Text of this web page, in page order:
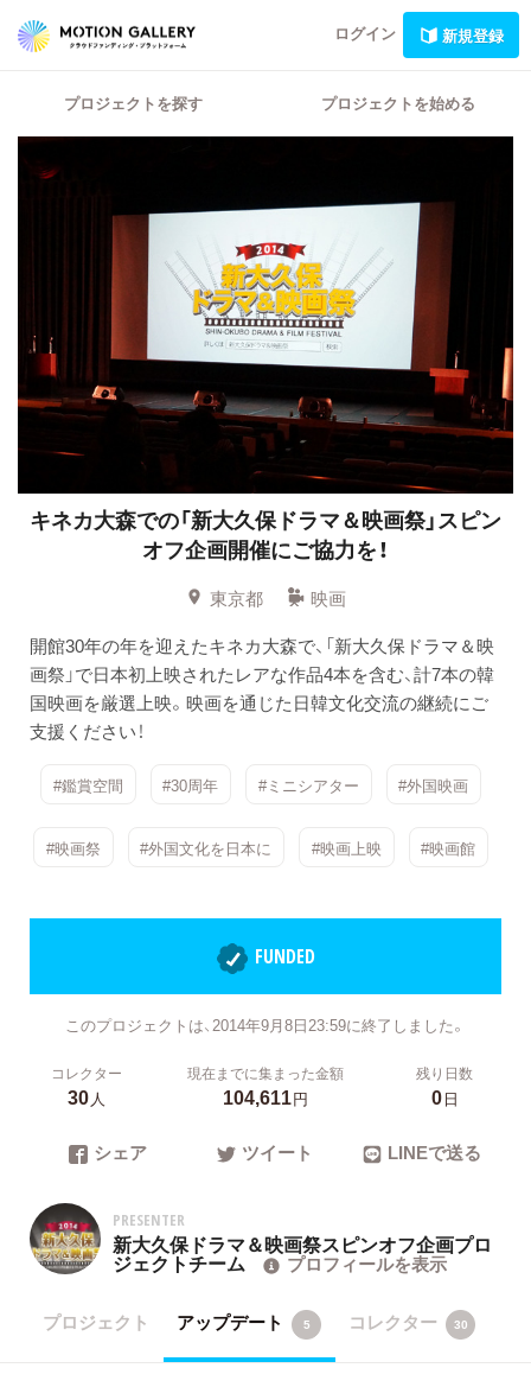
ログイン 新規登録
プロジェクトを探す プロジェクトを始める
キネカ大森での「新大久保ドラマ＆映画祭」スピン
オフ企画開催にご協力を！
東京都
映画
開館30年の年を迎えたキネカ大森で、「新大久保ドラマ＆映
画祭」で日本初上映されたレアな作品4本を含む、計7本の韓
国映画を厳選上映。映画を通じた日韓文化交流の継続にご
支援ください！
#鑑賞空間 #30周年 #ミニシアター #外国映画
#映画祭 #外国文化を日本に #映画上映 #映画館
FUNDED
このプロジェクトは、2014年9月8日23:59に終了しました。
コレクター
30人
現在までに集まった金額
104,611円
残り日数
0日
シェア ツイート LINEで送る
PRESENTER
新大久保ドラマ＆映画祭スピンオフ企画プロ
ジェクトチーム プロフィールを表示
プロジェクト アップデート 5 コレクター 30